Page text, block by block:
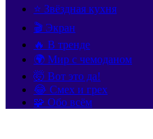
⭐ Звёздная кухня
🎬 Экран
🔥 В тренде
🌍 Мир с чемоданом
🤯 Вот это да!
😂 Смех и грех
🧩 Обо всём